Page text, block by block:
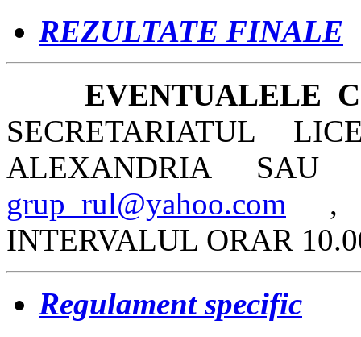
REZULTATE FINALE
EVENTUALELE
SECRETARIATUL
ALEXANDRIA
grup_rul@yahoo.com ,
INTERVALUL ORAR
Regulament specific